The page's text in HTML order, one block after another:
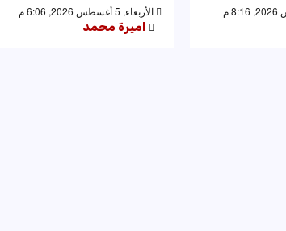
الأربعاء, 5 أغسطس 2026, 6:06 م
اميرة محمد